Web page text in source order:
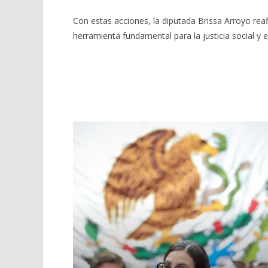
Con estas acciones, la diputada Brissa Arroyo
herramienta fundamental para la justicia social y